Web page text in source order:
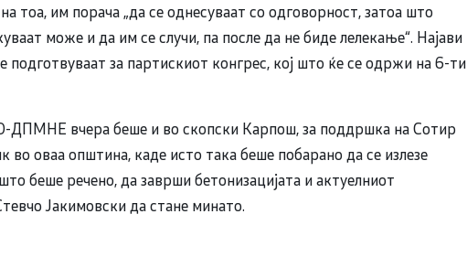
тоа, им порача „да се однесуваат со одговорност, затоа што
може и да им се случи, па после да не биде лелекање“. Најави
подготвуваат за партискиот конгрес, кој што ќе се одржи на 6-ти
ДПМНЕ вчера беше и во скопски Карпош, за поддршка на Сотир
во оваа општина, каде исто така беше побарано да се излезе
беше речено, да заврши бетонизацијата и актуелниот
Јакимовски да стане минато.